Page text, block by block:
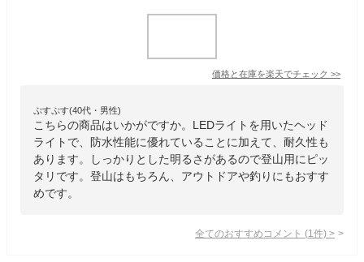
価格と在庫を楽天でチェック >>
ぷすぷす(40代・男性)
こちらの商品はいかがですか。LEDライトを用いたヘッド
ライトで、防水性能に優れていることに加えて、耐久性も
あります。しっかりとした明るさがあるので登山用にピッ
タリです。登山はもちろん、アウトドアや釣りにもおすす
めです。
全てのおすすめコメント (1 件) >